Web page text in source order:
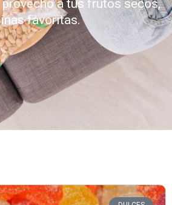
a tus frutos secos,
favoritas.